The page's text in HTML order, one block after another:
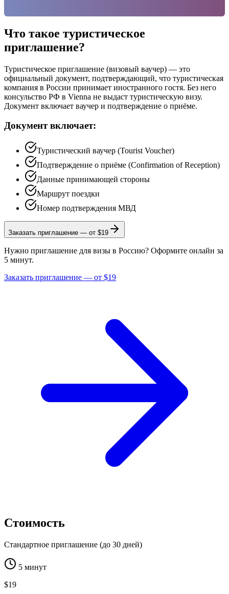
Что такое туристическое
приглашение?
Туристическое приглашение (визовый ваучер) — это
официальный документ, подтверждающий, что туристическая
компания в России принимает иностранного гостя. Без него
консульство РФ в Vienna не выдаст туристическую визу.
Документ включает ваучер и подтверждение о приёме.
Документ включает:
Туристический ваучер (Tourist Voucher)
Подтверждение о приёме (Confirmation of Reception)
Данные принимающей стороны
Маршрут поездки
Номер подтверждения МВД
Заказать приглашение — от $19
Нужно приглашение для визы в Россию? Оформите онлайн за
5 минут.
Заказать приглашение — от $19
Стоимость
Стандартное приглашение (до 30 дней)
5 минут
$19